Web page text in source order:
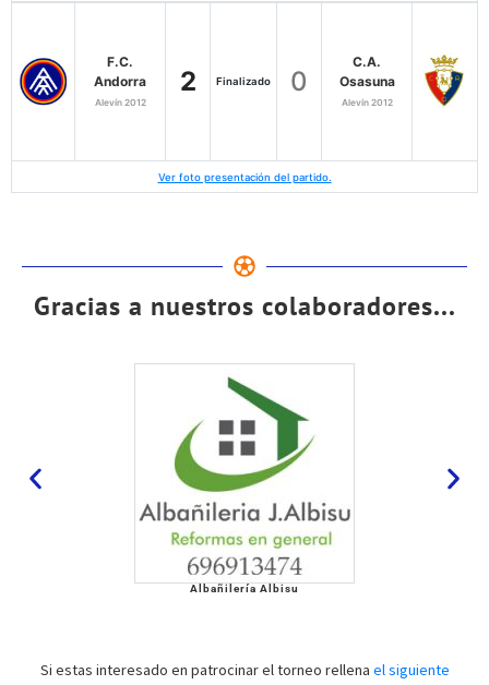
F.C.
Andorra
Alevín 2012
2 Finalizado 0
C.A.
Osasuna
Alevín 2012
Ver foto presentación del partido.
Gracias a nuestros colaboradores...
Albañilería Albisu
Si estas interesado en patrocinar el torneo rellena el siguiente